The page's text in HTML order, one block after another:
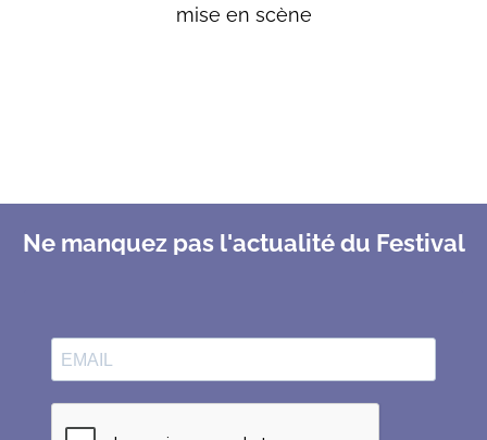
mise en scène
Ne manquez pas l'actualité du Festival